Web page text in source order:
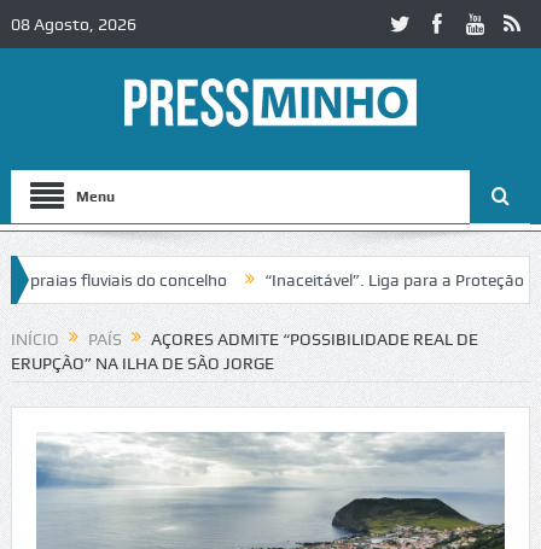
08 Agosto, 2026
Menu
fluviais do concelho “Inaceitável”. Liga para a Proteção da
trânsito no IC2 em Alcobaça Igreja do Castelo de Cerveira
INÍCIO PAÍS
AÇORES ADMITE “POSSIBILIDADE REAL DE
ERUPÇÃO” NA ILHA DE SÃO JORGE